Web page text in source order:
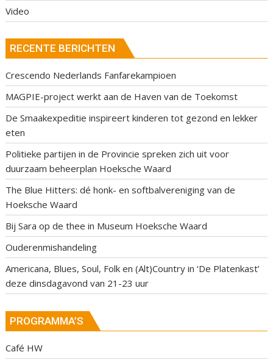
Video
RECENTE BERICHTEN
Crescendo Nederlands Fanfarekampioen
MAGPIE-project werkt aan de Haven van de Toekomst
De Smaakexpeditie inspireert kinderen tot gezond en lekker
eten
Politieke partijen in de Provincie spreken zich uit voor
duurzaam beheerplan Hoeksche Waard
The Blue Hitters: dé honk- en softbalvereniging van de
Hoeksche Waard
Bij Sara op de thee in Museum Hoeksche Waard
Ouderenmishandeling
Americana, Blues, Soul, Folk en (Alt)Country in ‘De Platenkast’
deze dinsdagavond van 21-23 uur
PROGRAMMA’S
Café HW